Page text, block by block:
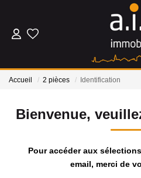
BIENS
Accueil 2 pièces Identification
Bienvenue,
Pour accéder aux
email, merci de